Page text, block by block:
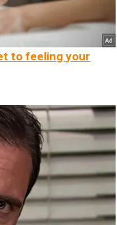
to feeling your